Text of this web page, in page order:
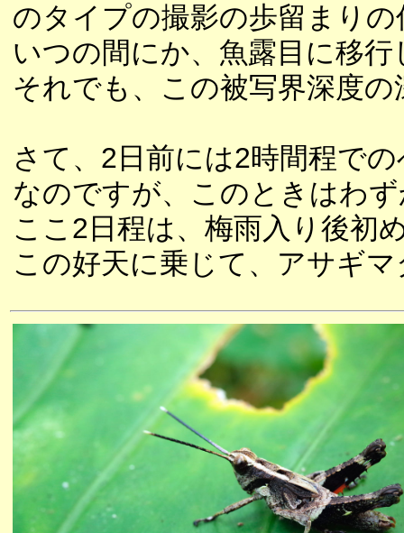
のタイプの撮影の歩留まり
いつの間にか、魚露目に移
それでも、この被写界深度
さて、2日前には2時間程で
なのですが、このときはわ
ここ2日程は、梅雨入り後初
この好天に乗じて、アサギ